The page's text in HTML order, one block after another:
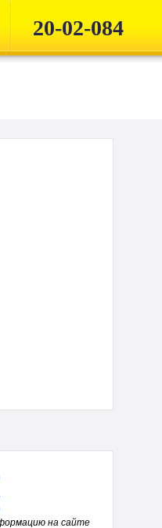
20-02-084
на сайте